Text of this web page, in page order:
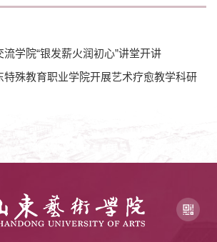
流学院“银发薪火润初心”讲堂开讲
特殊教育职业学院开展艺术疗愈教学科研